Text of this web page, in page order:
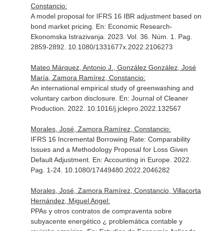
Constancio:
A model proposal for IFRS 16 IBR adjustment based on
bond market pricing. En: Economic Research-
Ekonomska Istrazivanja . 2023. Vol. 36. Núm. 1. Pag.
2859-2892. 10.1080/1331677x.2022.2106273
Mateo Márquez, Antonio J., González González, José
María, Zamora Ramírez, Constancio:
An international empirical study of greenwashing and
voluntary carbon disclosure. En: Journal of Cleaner
Production . 2022. 10.1016/j.jclepro.2022.132567
Morales, José, Zamora Ramírez, Constancio:
IFRS 16 Incremental Borrowing Rate: Comparability
Issues and a Methodology Proposal for Loss Given
Default Adjustment. En: Accounting in Europe. 2022.
Pag. 1-24. 10.1080/17449480.2022.2046282
Morales, José, Zamora Ramírez, Constancio, Villacorta
Hernández, Miguel Angel:
PPAs y otros contratos de compraventa sobre
subyacente energético ¿ problemática contable y